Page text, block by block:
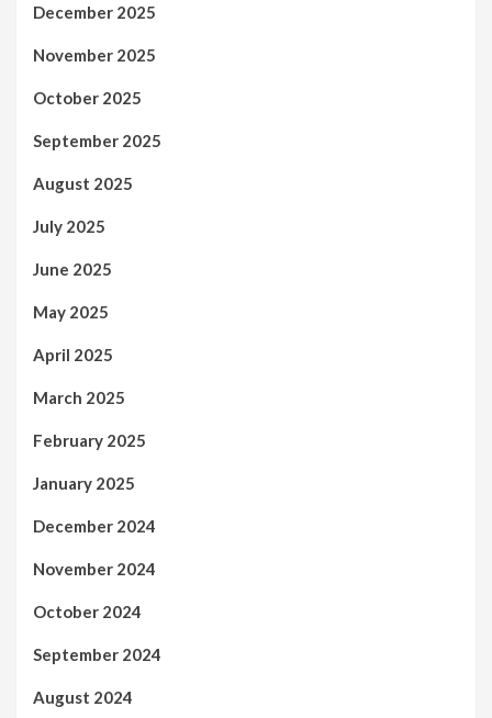
December 2025
November 2025
October 2025
September 2025
August 2025
July 2025
June 2025
May 2025
April 2025
March 2025
February 2025
January 2025
December 2024
November 2024
October 2024
September 2024
August 2024